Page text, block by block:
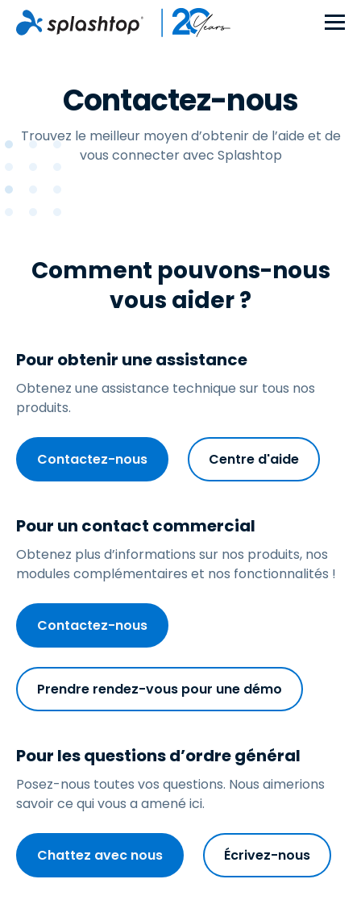
Contactez-nous
Trouvez le meilleur moyen d’obtenir de l’aide et de
vous connecter avec Splashtop
Comment pouvons-nous
vous aider ?
Pour obtenir une assistance
Obtenez une assistance technique sur tous nos
produits.
Contactez-nous Centre d'aide
Pour un contact commercial
Obtenez plus d’informations sur nos produits, nos
modules complémentaires et nos fonctionnalités !
Contactez-nous
Prendre rendez-vous pour une démo
Pour les questions d’ordre général
Posez-nous toutes vos questions. Nous aimerions
savoir ce qui vous a amené ici.
Chattez avec nous Écrivez-nous